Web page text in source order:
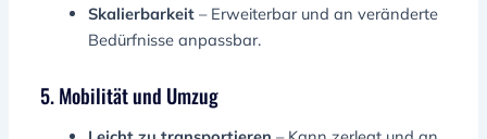
Skalierbarkeit – Erweiterbar und an veränderte
Bedürfnisse anpassbar.
5. Mobilität und Umzug